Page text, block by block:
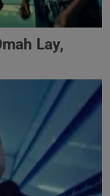
Lay,